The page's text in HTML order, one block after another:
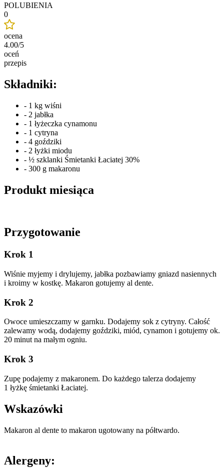
POLUBIENIA
0
ocena
4.00/5
oceń
przepis
Składniki:
- 1 kg wiśni
- 2 jabłka
- 1 łyżeczka cynamonu
- 1 cytryna
- 4 goździki
- 2 łyżki miodu
- ½ szklanki Śmietanki Łaciatej 30%
- 300 g makaronu
Produkt miesiąca
Przygotowanie
Krok 1
Wiśnie myjemy i drylujemy, jabłka pozbawiamy gniazd nasiennych
i kroimy w kostkę. Makaron gotujemy al dente.
Krok 2
Owoce umieszczamy w garnku. Dodajemy sok z cytryny. Całość
zalewamy wodą, dodajemy goździki, miód, cynamon i gotujemy ok.
20 minut na małym ogniu.
Krok 3
Zupę podajemy z makaronem. Do każdego talerza dodajemy
1 łyżkę śmietanki Łaciatej.
Wskazówki
Makaron al dente to makaron ugotowany na półtwardo.
Alergeny: